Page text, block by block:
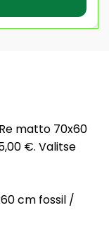
matto 70x60
€. Valitse
cm fossil /